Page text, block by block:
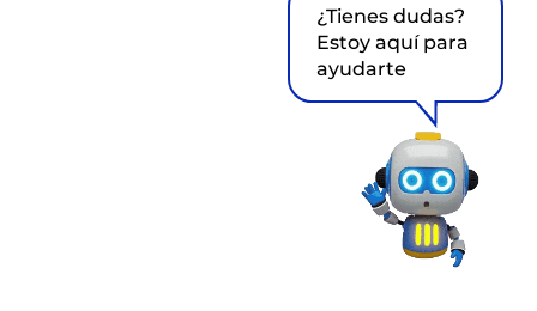
¿Tienes dudas?
Estoy aquí para
ayudarte